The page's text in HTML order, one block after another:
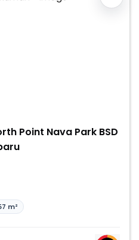
Point Nava Park BSD
m²